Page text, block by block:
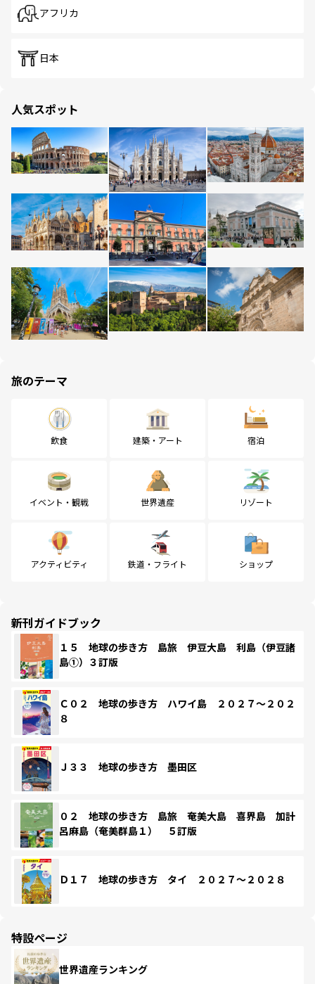
アフリカ
日本
人気スポット
旅のテーマ
飲食 建築・アート 宿泊
イベント・観戦 世界遺産 リゾート
アクティビティ 鉄道・フライト ショップ
新刊ガイドブック
１５ 地球の歩き方 島旅 伊豆大島 利島（伊豆諸
島①）３訂版
Ｃ０２ 地球の歩き方 ハワイ島 ２０２７～２０２
８
Ｊ３３ 地球の歩き方 墨田区
０２ 地球の歩き方 島旅 奄美大島 喜界島 加計
呂麻島（奄美群島１） ５訂版
Ｄ１７ 地球の歩き方 タイ ２０２７～２０２８
特設ページ
世界遺産ランキング